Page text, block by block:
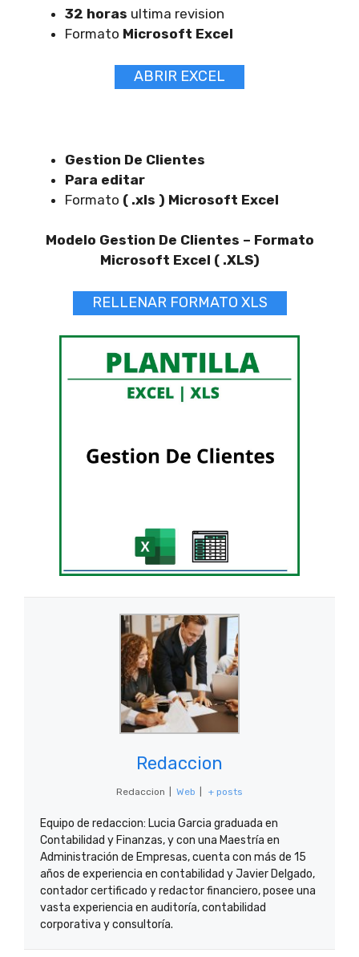
32 horas ultima revision
Formato Microsoft Excel
ABRIR EXCEL
Gestion De Clientes
Para editar
Formato ( .xls ) Microsoft Excel
Modelo Gestion De Clientes – Formato
Microsoft Excel ( .XLS)
RELLENAR FORMATO XLS
Redaccion
Redaccion Web + posts
Equipo de redaccion: Lucia Garcia graduada en
Contabilidad y Finanzas, y con una Maestría en
Administración de Empresas, cuenta con más de 15
años de experiencia en contabilidad y Javier Delgado,
contador certificado y redactor financiero, posee una
vasta experiencia en auditoría, contabilidad
corporativa y consultoría.